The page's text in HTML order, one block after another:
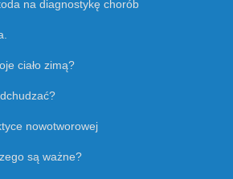
na diagnostykę chorób
ciało zimą?
nowotworowej
są ważne?